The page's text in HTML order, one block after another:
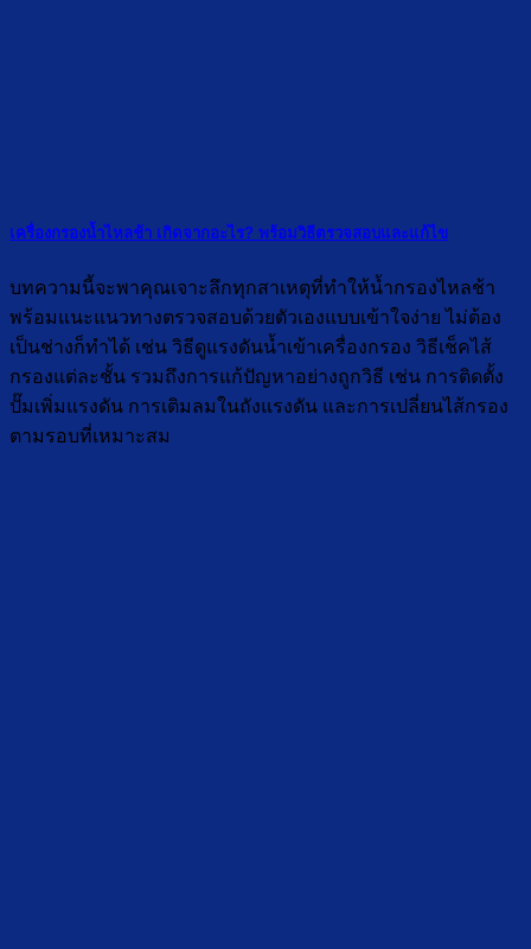
เครื่องกรองน้ำไหลช้า เกิดจากอะไร? พร้อมวิธีตรวจสอบและแก้ไข
บทความนี้จะพาคุณเจาะลึกทุกสาเหตุที่ทำให้น้ำกรองไหลช้า
พร้อมแนะแนวทางตรวจสอบด้วยตัวเองแบบเข้าใจง่าย ไม่ต้อง
เป็นช่างก็ทำได้ เช่น วิธีดูแรงดันน้ำเข้าเครื่องกรอง วิธีเช็คไส้
กรองแต่ละชั้น รวมถึงการแก้ปัญหาอย่างถูกวิธี เช่น การติดตั้ง
ปั๊มเพิ่มแรงดัน การเติมลมในถังแรงดัน และการเปลี่ยนไส้กรอง
ตามรอบที่เหมาะสม